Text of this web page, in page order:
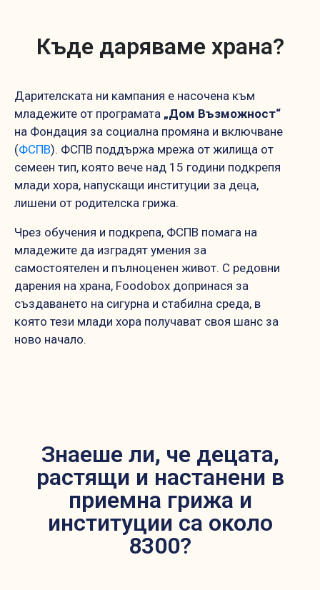
Къде даряваме храна?
Дарителската ни кампания е насочена към
младежите от програмата „Дом Възможност“
на Фондация за социална промяна и включване
(ФСПВ). ФСПВ поддържа мрежа от жилища от
семеен тип, която вече над 15 години подкрепя
млади хора, напускащи институции за деца,
лишени от родителска грижа.
Чрез обучения и подкрепа, ФСПВ помага на
младежите да изградят умения за
самостоятелен и пълноценен живот. С редовни
дарения на храна, Foodobox допринася за
създаването на сигурна и стабилна среда, в
която тези млади хора получават своя шанс за
ново начало.
Знаеше ли, че децата,
растящи и настанени в
приемна грижа и
институции са около
8300?